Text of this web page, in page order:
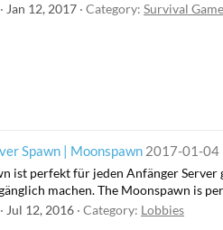
Jan 12, 2017 Category: Survival
Spawn | Moonspawn 2017-01-04
ist perfekt für jeden Anfänger
machen. The Moonspawn is
Jul 12, 2016 Category: Lobbies